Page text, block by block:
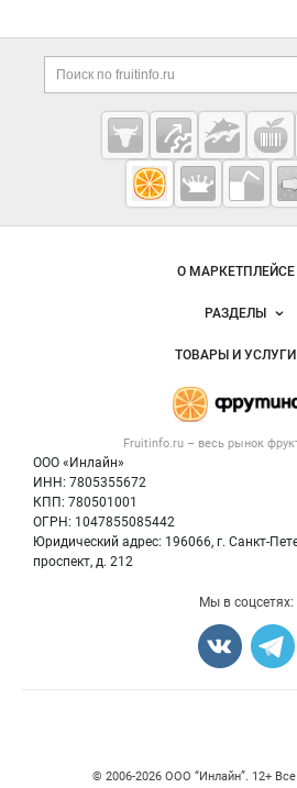
Дополнительная
Cсылки на
Fruitinfo.ru
— рынок
фруктов
Важные разделы и
Fruitinfo.ru – весь рынок
ООО «Инлайн»
ИНН: 7805355672
КПП: 780501001
ОГРН: 1047855085442
Юридический адрес: 196066, г. Санкт-
проспект, д. 212
Навигация по сайтуО МАРКЕТПЛЕЙСЕ
Новости
Размещение
Публичная
Контактная
Политика обработки
РАЗДЕЛЫ
Объявления
Новости рынка
ТОВАРЫ И УСЛУГИ
Готовая
Овощи
Фрукты
Мы в соцсетях:
© 2006‑2026 ООО “Инлайн”. 12+